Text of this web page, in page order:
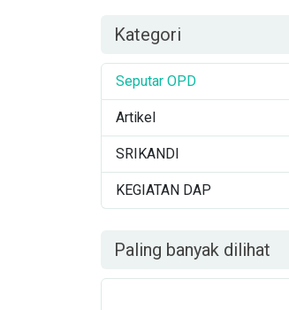
Kategori
Seputar OPD
Artikel
SRIKANDI
KEGIATAN DAP
Paling banyak dilihat